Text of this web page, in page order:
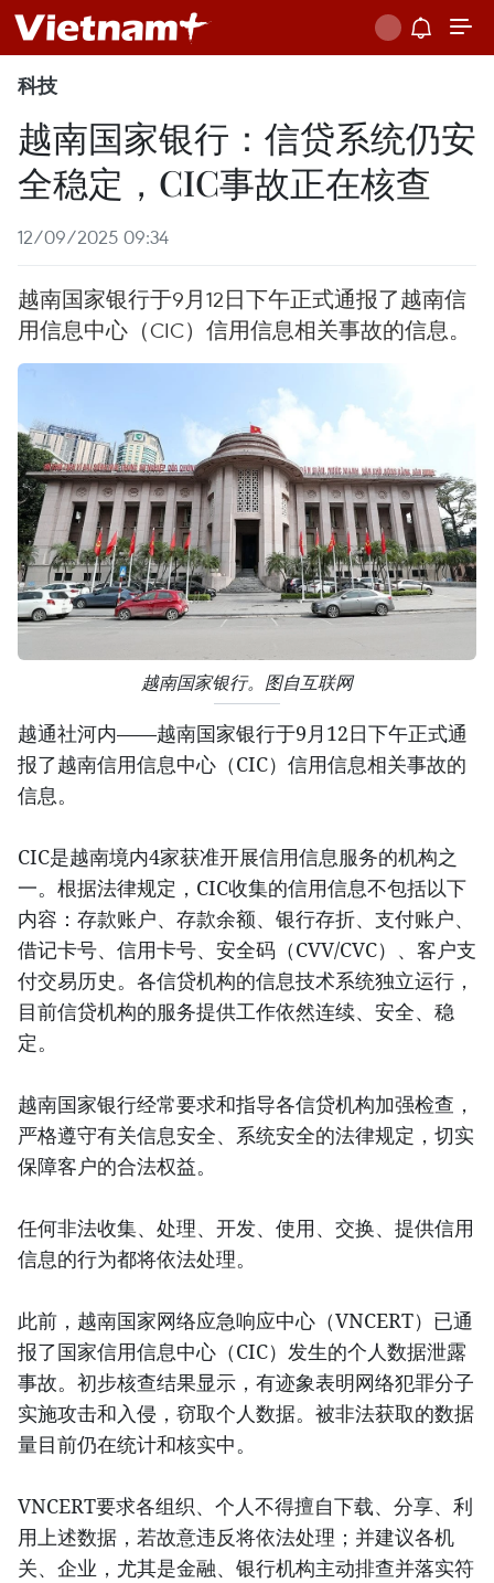
科技
越南国家银行：信贷系统仍安
全稳定，CIC事故正在核查
12/09/2025 09:34
越南国家银行于9月12日下午正式通报了越南信
用信息中心（CIC）信用信息相关事故的信息。
越南国家银行。图自互联网
越通社河内——越南国家银行于9月12日下午正式通
报了越南信用信息中心（CIC）信用信息相关事故的
信息。
CIC是越南境内4家获准开展信用信息服务的机构之
一。根据法律规定，CIC收集的信用信息不包括以下
内容：存款账户、存款余额、银行存折、支付账户、
借记卡号、信用卡号、安全码（CVV/CVC）、客户支
付交易历史。各信贷机构的信息技术系统独立运行，
目前信贷机构的服务提供工作依然连续、安全、稳
定。
越南国家银行经常要求和指导各信贷机构加强检查，
严格遵守有关信息安全、系统安全的法律规定，切实
保障客户的合法权益。
任何非法收集、处理、开发、使用、交换、提供信用
信息的行为都将依法处理。
此前，越南国家网络应急响应中心（VNCERT）已通
报了国家信用信息中心（CIC）发生的个人数据泄露
事故。初步核查结果显示，有迹象表明网络犯罪分子
实施攻击和入侵，窃取个人数据。被非法获取的数据
量目前仍在统计和核实中。
VNCERT要求各组织、个人不得擅自下载、分享、利
用上述数据，若故意违反将依法处理；并建议各机
关、企业，尤其是金融、银行机构主动排查并落实符